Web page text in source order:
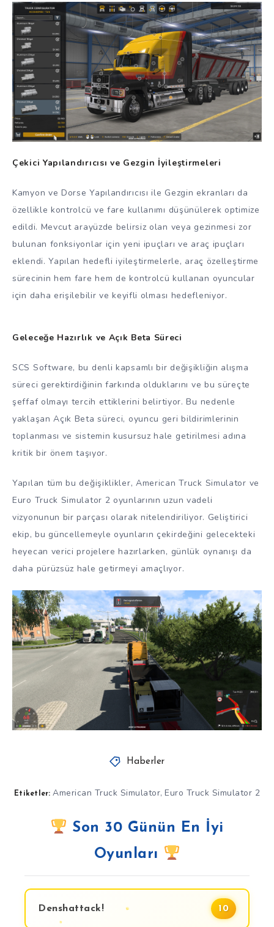
Çekici Yapılandırıcısı ve Gezgin İyileştirmeleri
Kamyon ve Dorse Yapılandırıcısı ile Gezgin ekranları da
özellikle kontrolcü ve fare kullanımı düşünülerek optimize
edildi. Mevcut arayüzde belirsiz olan veya gezinmesi zor
bulunan fonksiyonlar için yeni ipuçları ve araç ipuçları
eklendi. Yapılan hedefli iyileştirmelerle, araç özelleştirme
sürecinin hem fare hem de kontrolcü kullanan oyuncular
için daha erişilebilir ve keyifli olması hedefleniyor.
Geleceğe Hazırlık ve Açık Beta Süreci
SCS Software, bu denli kapsamlı bir değişikliğin alışma
süreci gerektirdiğinin farkında olduklarını ve bu süreçte
şeffaf olmayı tercih ettiklerini belirtiyor. Bu nedenle
yaklaşan Açık Beta süreci, oyuncu geri bildirimlerinin
toplanması ve sistemin kusursuz hale getirilmesi adına
kritik bir önem taşıyor.
Yapılan tüm bu değişiklikler, American Truck Simulator ve
Euro Truck Simulator 2 oyunlarının uzun vadeli
vizyonunun bir parçası olarak nitelendiriliyor. Geliştirici
ekip, bu güncellemeyle oyunların çekirdeğini gelecekteki
heyecan verici projelere hazırlarken, günlük oynanışı da
daha pürüzsüz hale getirmeyi amaçlıyor.
Haberler
Etiketler: American Truck Simulator, Euro Truck Simulator 2
Son 30 Günün En İyi
Oyunları
Denshattack! 10